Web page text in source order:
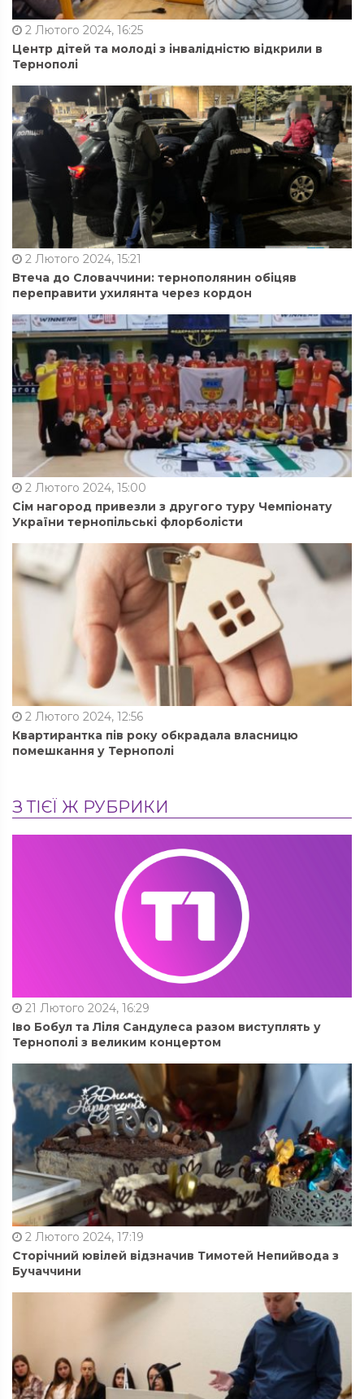
2 Лютого 2024, 16:25
Центр дітей та молоді з інвалідністю відкрили в
Тернополі
2 Лютого 2024, 15:21
Втеча до Словаччини: тернополянин обіцяв
переправити ухилянта через кордон
2 Лютого 2024, 15:00
Сім нагород привезли з другого туру Чемпіонату
України тернопільські флорболісти
2 Лютого 2024, 12:56
Квартирантка пів року обкрадала власницю
помешкання у Тернополі
З ТІЄЇ Ж РУБРИКИ
21 Лютого 2024, 16:29
Іво Бобул та Ліля Сандулеса разом виступлять у
Тернополі з великим концертом
2 Лютого 2024, 17:19
Сторічний ювілей відзначив Тимотей Непийвода з
Бучаччини